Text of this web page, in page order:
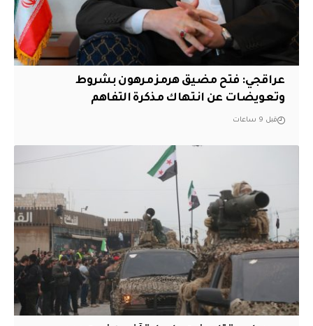
عراقجي: فتح مضيق هرمز مرهون بشروط
وتعويضات عن انتهاك مذكرة التفاهم
قبل 9 ساعات